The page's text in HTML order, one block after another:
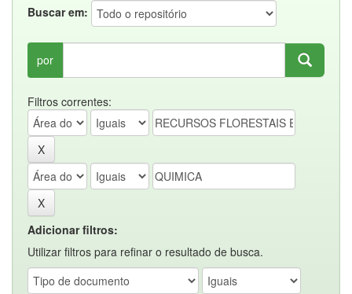
Buscar em:
por
Filtros correntes:
Adicionar filtros:
Utilizar filtros para refinar o resultado de busca.